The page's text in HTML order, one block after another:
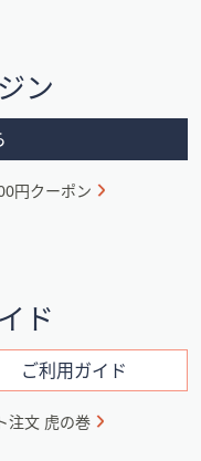
ン
円クーポン
ド
ご利用ガイド
注文 虎の巻